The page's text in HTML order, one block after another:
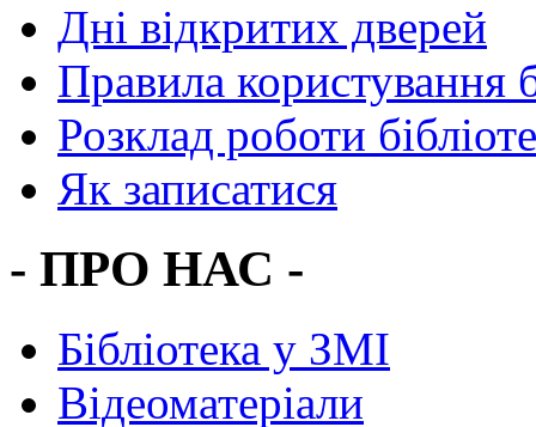
Дні відкритих дверей
Правила користування
Розклад роботи
Як записатися
- ПРО НАС -
Бібліотека у ЗМІ
Відеоматеріали